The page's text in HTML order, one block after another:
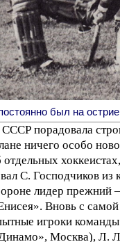
был на острие
порадовала
ничего особо
С. Господчиков из
лидер
Вновь с
игроки
Москва), Л.